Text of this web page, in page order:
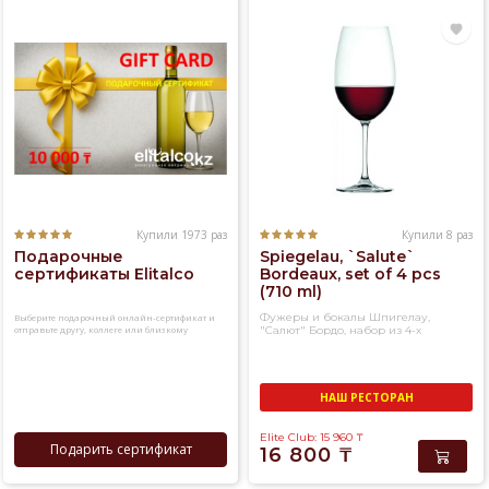
Купили 1973 раз
Подарочные
сертификаты Elitalco
Выберите подарочный онлайн-сертификат и
отправьте другу, коллеге или близкому
Подарить сертификат
Купили 8 раз
Spiegelau, `Salute`
Bordeaux, set of 4 pcs
(710 ml)
Фужеры и бокалы Шпигелау,
"Салют" Бордо, набор из 4-х
НАШ РЕСТОРАН
Elite Club: 15 960 ₸
16 800 ₸